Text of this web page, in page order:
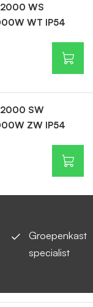
WS
WT IP54
SW
ZW IP54
Groepenkast
specialist